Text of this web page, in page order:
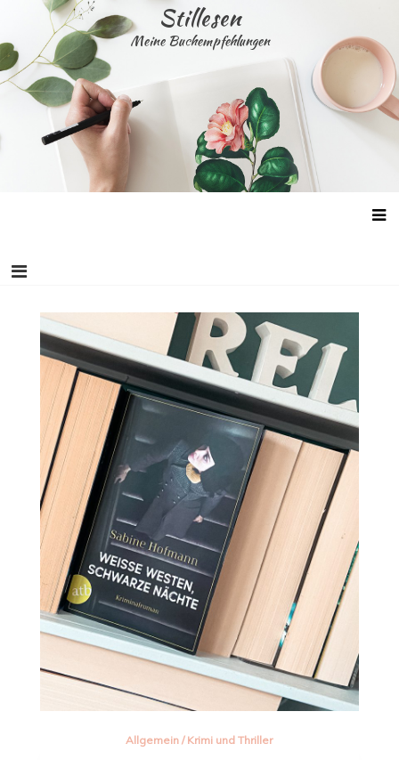
content
Stillesen
Meine Buchempfehlungen
Allgemein / Krimi und Thriller